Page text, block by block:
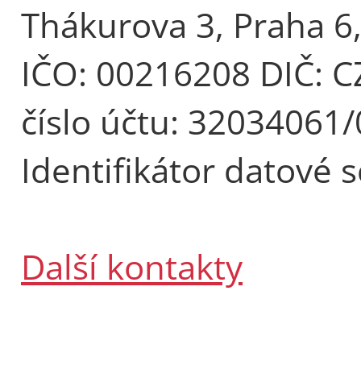
Thákurova 3, Praha
IČO: 00216208 DIČ:
číslo účtu:
Identifikátor datové
Další kontakty